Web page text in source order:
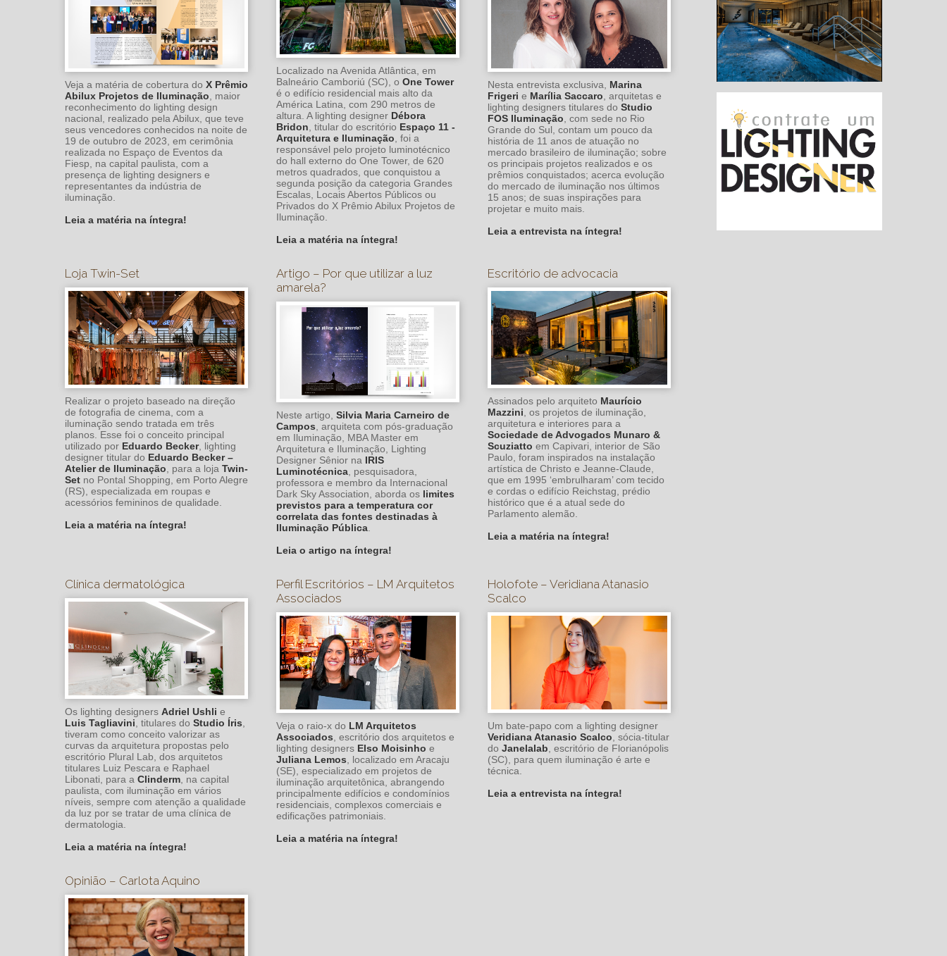
Veja a matéria de cobertura do X Prêmio
Abilux Projetos de Iluminação , maior
reconhecimento do lighting design
nacional, realizado pela Abilux, que teve
seus vencedores conhecidos na noite de
19 de outubro de 2023, em cerimônia
realizada no Espaço de Eventos da
Fiesp, na capital paulista, com a
presença de lighting designers e
representantes da indústria de
iluminação.
Leia a matéria na íntegra!
Localizado na Avenida Atlântica, em
Balneário Camboriú (SC), o One Tower
é o edifício residencial mais alto da
América Latina, com 290 metros de
altura. A lighting designer Débora
Bridon , titular do escritório Espaço 11 -
Arquitetura e Iluminação , foi a
responsável pelo projeto luminotécnico
do hall externo do One Tower, de 620
metros quadrados, que conquistou a
segunda posição da categoria Grandes
Escalas, Locais Abertos Públicos ou
Privados do X Prêmio Abilux Projetos de
Iluminação.
Leia a matéria na íntegra!
Nesta entrevista exclusiva, Marina
Frigeri e Marília Saccaro , arquitetas e
lighting designers titulares do Studio
FOS Iluminação , com sede no Rio
Grande do Sul, contam um pouco da
história de 11 anos de atuação no
mercado brasileiro de iluminação; sobre
os principais projetos realizados e os
prêmios conquistados; acerca evolução
do mercado de iluminação nos últimos
15 anos; de suas inspirações para
projetar e muito mais.
Leia a entrevista na íntegra!
Loja Twin-Set
Realizar o projeto baseado na direção
de fotografia de cinema, com a
iluminação sendo tratada em três
planos. Esse foi o conceito principal
utilizado por Eduardo Becker, lighting
designer titular do Eduardo Becker –
Atelier de Iluminação , para a loja Twin-
Set no Pontal Shopping, em Porto Alegre
(RS), especializada em roupas e
acessórios femininos de qualidade.
Leia a matéria na íntegra!
Artigo – Por que utilizar a luz
amarela?
Neste artigo, Silvia Maria Carneiro de
Campos , arquiteta com pós-graduação
em Iluminação, MBA Master em
Arquitetura e Iluminação, Lighting
Designer Sênior na IRIS
Luminotécnica , pesquisadora,
professora e membro da Internacional
Dark Sky Association, aborda os limites
previstos para a temperatura cor
correlata das fontes destinadas à
Iluminação Pública
Leia o artigo na íntegra!
Escritório de advocacia
Assinados pelo arquiteto Maurício
Mazzini , os projetos de iluminação,
arquitetura e interiores para a
Sociedade de Advogados Munaro &
Scuziatto em Capivari, interior de São
Paulo, foram inspirados na instalação
artística de Christo e Jeanne-Claude,
que em 1995 ‘embrulharam’ com tecido
e cordas o edifício Reichstag, prédio
histórico que é a atual sede do
Parlamento alemão.
Leia a matéria na íntegra!
Clínica dermatológica
Os lighting designers Adriel Ushli e
Luis Tagliavini , titulares do Studio Íris
tiveram como conceito valorizar as
curvas da arquitetura propostas pelo
escritório Plural Lab, dos arquitetos
titulares Luiz Pescara e Raphael
Libonati, para a Clinderm , na capital
paulista, com iluminação em vários
níveis, sempre com atenção a qualidade
da luz por se tratar de uma clínica de
dermatologia.
Leia a matéria na íntegra!
Perfil Escritórios – LM Arquitetos
Associados
Veja o raio-x do LM Arquitetos
Associados , escritório dos arquitetos e
lighting designers Elso Moisinho e
Juliana Lemos , localizado em Aracaju
(SE), especializado em projetos de
iluminação arquitetônica, abrangendo
principalmente edifícios e condomínios
residenciais, complexos comerciais e
edificações patrimoniais.
Leia a matéria na íntegra!
Holofote – Veridiana Atanasio
Scalco
Um bate-papo com a lighting designer
Veridiana Atanasio Scalco , sócia-titular
do Janelalab , escritório de Florianópolis
(SC), para quem iluminação é arte e
técnica.
Leia a entrevista na íntegra!
Opinião – Carlota Aquino